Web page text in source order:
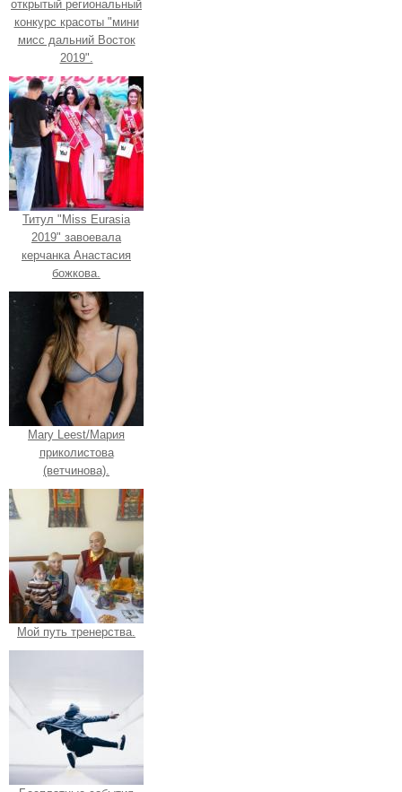
открытый региональный
конкурс красоты "мини
мисс дальний Восток
2019".
Титул "Miss Eurasia
2019" завоевала
керчанка Анастасия
божкова.
Mary Leest/Мария
приколистова
(ветчинова).
Мой путь тренерства.